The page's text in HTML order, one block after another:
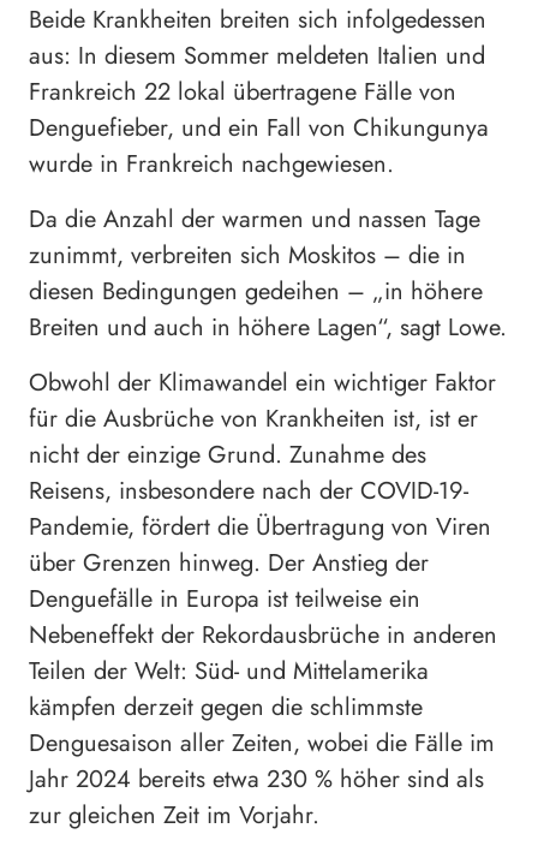
Beide Krankheiten breiten sich infolgedessen
aus: In diesem Sommer meldeten Italien und
Frankreich 22 lokal übertragene Fälle von
Denguefieber, und ein Fall von Chikungunya
wurde in Frankreich nachgewiesen.
Da die Anzahl der warmen und nassen Tage
zunimmt, verbreiten sich Moskitos – die in
diesen Bedingungen gedeihen – „in höhere
Breiten und auch in höhere Lagen“, sagt Lowe.
Obwohl der Klimawandel ein wichtiger Faktor
für die Ausbrüche von Krankheiten ist, ist er
nicht der einzige Grund. Zunahme des
Reisens, insbesondere nach der COVID-19-
Pandemie, fördert die Übertragung von Viren
über Grenzen hinweg. Der Anstieg der
Denguefälle in Europa ist teilweise ein
Nebeneffekt der Rekordausbrüche in anderen
Teilen der Welt: Süd- und Mittelamerika
kämpfen derzeit gegen die schlimmste
Denguesaison aller Zeiten, wobei die Fälle im
Jahr 2024 bereits etwa 230 % höher sind als
zur gleichen Zeit im Vorjahr.